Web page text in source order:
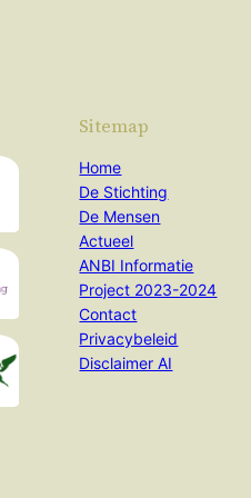
Sitemap
Home
De Stichting
De Mensen
Actueel
ANBI Informatie
Project 2023-2024
Contact
Privacybeleid
Disclaimer AI